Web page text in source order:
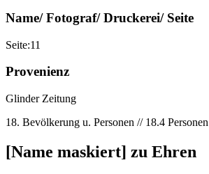
Name/ Fotograf/ Druckerei/ Seite
Seite:11
Provenienz
Glinder Zeitung
18. Bevölkerung u. Personen // 18.4
[Name maskiert] zu Ehren